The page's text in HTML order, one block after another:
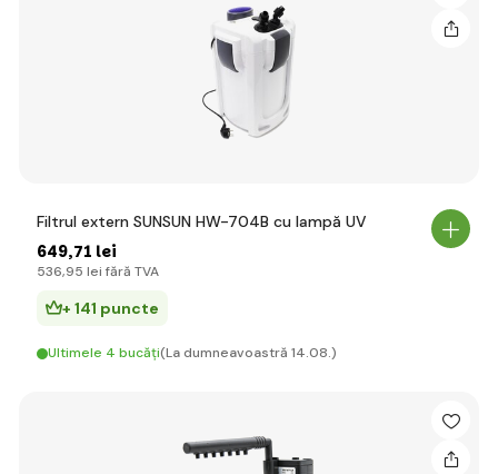
Filtrul extern SUNSUN HW-704B cu lampă UV
649,71 lei
536,95 lei fără TVA
+ 141 puncte
Ultimele 4 bucăți(La dumneavoastră 14.08.)